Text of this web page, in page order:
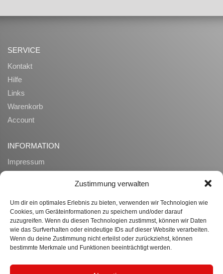
Zustimmung verwalten
Um dir ein optimales Erlebnis zu bieten, verwenden wir Technologien wie
Cookies, um Geräteinformationen zu speichern und/oder darauf
zuzugreifen. Wenn du diesen Technologien zustimmst, können wir Daten
wie das Surfverhalten oder eindeutige IDs auf dieser Website verarbeiten.
Wenn du deine Zustimmung nicht erteilst oder zurückziehst, können
bestimmte Merkmale und Funktionen beeinträchtigt werden.
SERVICE
Kontakt
Hilfe
Links
Warenkorb
Account
INFORMATION
Impressum
Zahlung und Lieferung
Widerrufsrecht
Ueber uns